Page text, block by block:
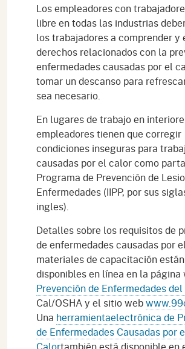
Los empleadores con
libre en todas las industrias
los trabajadores a comprender y
derechos relacionados con la
enfermedades causadas por el
tomar un descanso para
sea necesario.
En lugares de trabajo en
empleadores tienen que corregir
condiciones inseguras para
causadas por el calor como
Programa de Prevención de
Enfermedades (IIPP, por sus
ingles).
Detalles sobre los requisitos de
de enfermedades causadas por
materiales de capacitación están
disponibles en línea en la página
Prevención de Enfermedades
Cal/OSHA y el sitio web
Una herramientaelectrónica de
de Enfermedades Causadas por
Calortambién está disponible en